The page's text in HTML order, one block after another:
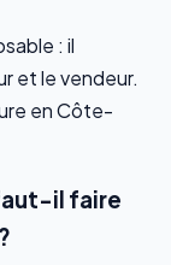
: il
et le vendeur.
en Côte-
il faire